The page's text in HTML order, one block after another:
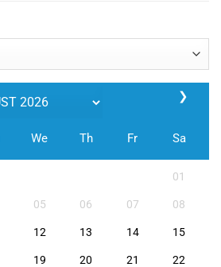
❯
We Th Fr Sa
01
05 06 07 08
12 13 14 15
19 20 21 22